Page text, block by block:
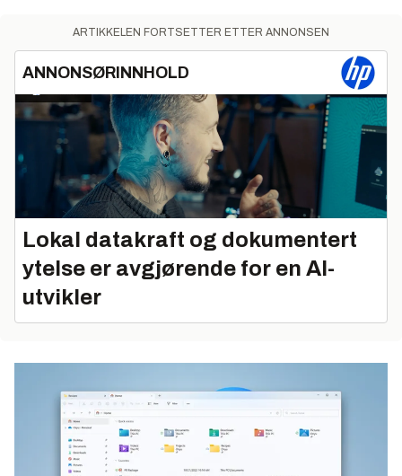
ARTIKKELEN FORTSETTER ETTER ANNONSEN
ANNONSØRINNHOLD
Lokal datakraft og dokumentert
ytelse er avgjørende for en AI-
utvikler